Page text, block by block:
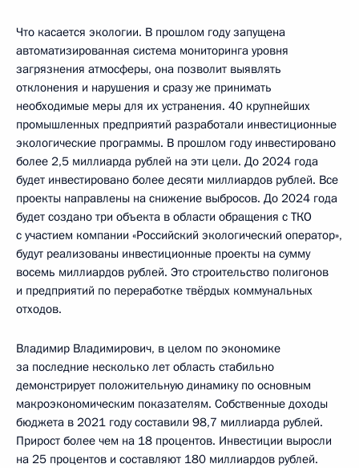
Что касается экологии. В прошлом году запущена
автоматизированная система мониторинга уровня
загрязнения атмосферы, она позволит выявлять
отклонения и нарушения и сразу же принимать
необходимые меры для их устранения. 40 крупнейших
промышленных предприятий разработали инвестиционные
экологические программы. В прошлом году инвестировано
более 2,5 миллиарда рублей на эти цели. До 2024 года
будет инвестировано более десяти миллиардов рублей. Все
проекты направлены на снижение выбросов. До 2024 года
будет создано три объекта в области обращения с ТКО
с участием компании «Российский экологический оператор»,
будут реализованы инвестиционные проекты на сумму
восемь миллиардов рублей. Это строительство полигонов
и предприятий по переработке твёрдых коммунальных
отходов.
Владимир Владимирович, в целом по экономике
за последние несколько лет область стабильно
демонстрирует положительную динамику по основным
макроэкономическим показателям. Собственные доходы
бюджета в 2021 году составили 98,7 миллиарда рублей.
Прирост более чем на 18 процентов. Инвестиции выросли
на 25 процентов и составляют 180 миллиардов рублей.